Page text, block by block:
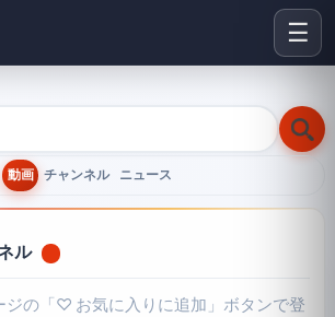
☰
動画 チャンネル ニュース
ル
ジの「♡ お気に入りに追加」ボタンで登